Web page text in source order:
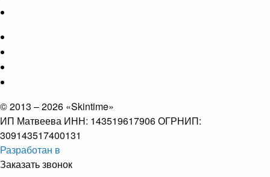
© 2013 – 2026 «Skintime»
ИП Матвеева ИНН: 143519617906 ОГРНИП:
309143517400131
Разработан в
Заказать звонок